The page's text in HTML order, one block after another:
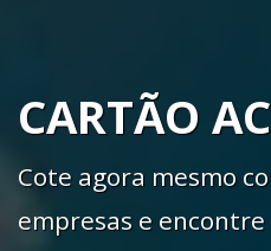
CARTÃO
Cote agora mesmo
empresas e